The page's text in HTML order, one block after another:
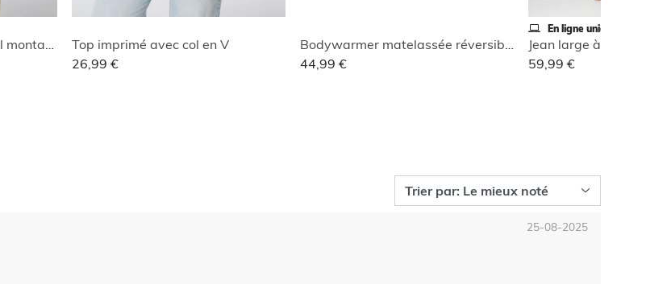
Blouse sans manches à col montant
Top imprimé avec col en V
26,99 €
Bodywarmer matelassée réversible
44,99 €
En ligne uniquement
Jean large à revers
59,99 €
25-08-2025